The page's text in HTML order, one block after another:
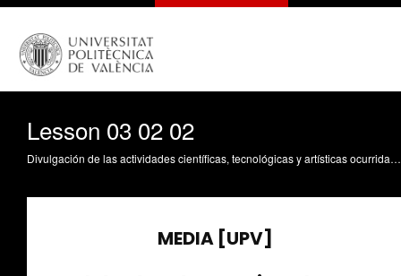
Lesson 03 02 02
Divulgación de las actividades científicas, tecnológicas y artísticas ocurridas en los tres campus de la UPV